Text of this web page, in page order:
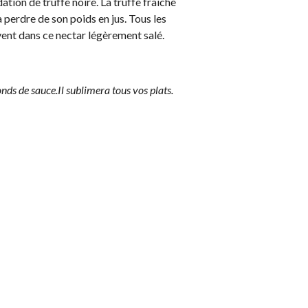
de son poids en jus. Tous les
dans ce nectar légèrement salé.
de sauce.Il sublimera tous vos plats.